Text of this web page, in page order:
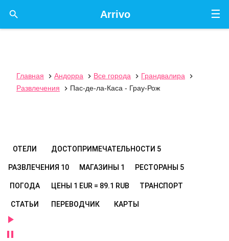
☰
Arrivo

Главная  Андорра  Все города  Грандвалира

Развлечения
 Пас-де-ла-Каса - Грау-Рож
ОТЕЛИ ДОСТОПРИМЕЧАТЕЛЬНОСТИ 5
РАЗВЛЕЧЕНИЯ 10 МАГАЗИНЫ 1 РЕСТОРАНЫ 5
ПОГОДА ЦЕНЫ 1 EUR = 89.1 RUB ТРАНСПОРТ
СТАТЬИ ПЕРЕВОДЧИК КАРТЫ

